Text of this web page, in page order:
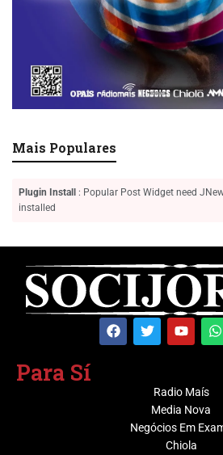
Mais Populares
Plugin Install : Popular Post Widget need
installed
Para Sí
Radio Maís
Media Nova
Negócios Em
Chiola